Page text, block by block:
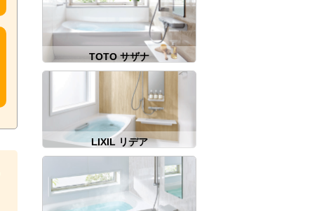
TOTO サザナ
LIXIL リデア